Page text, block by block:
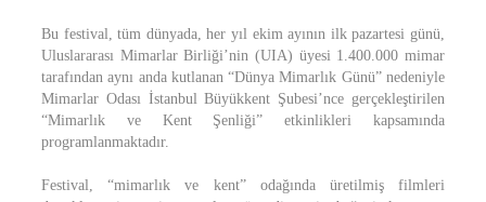
Bu festival, tüm dünyada, her yıl ekim ayının ilk pazartesi günü,
Uluslararası Mimarlar Birliği’nin (UIA) üyesi 1.400.000 mimar
tarafından aynı anda kutlanan “Dünya Mimarlık Günü” nedeniyle
Mimarlar Odası İstanbul Büyükkent Şubesi’nce gerçekleştirilen
“Mimarlık ve Kent Şenliği” etkinlikleri kapsamında
programlanmaktadır.
Festival, “mimarlık ve kent” odağında üretilmiş filmleri